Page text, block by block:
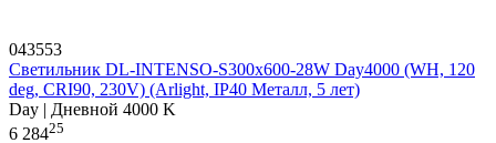
043553
Светильник DL-INTENSO-S300x600-28W Day4000 (WH, 120
deg, CRI90, 230V) (Arlight, IP40 Металл, 5 лет)
Day | Дневной 4000 K
6 28425